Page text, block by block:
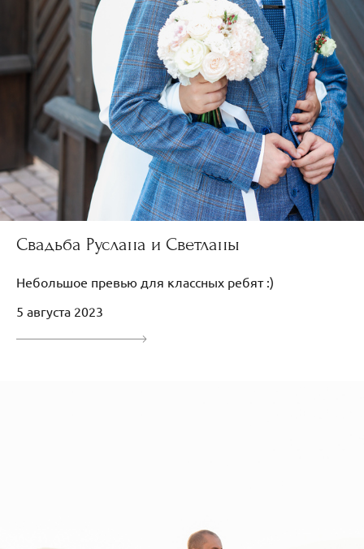
Свадьба Руслана и Светланы
Небольшое превью для классных ребят :)
5 августа 2023